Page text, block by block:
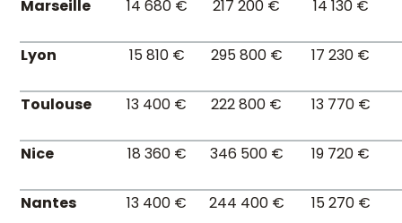
Marseille 14 680 € 217 200 € 14 130 €
Lyon 15 810 € 295 800 € 17 230 €
Toulouse 13 400 € 222 800 € 13 770 €
Nice 18 360 € 346 500 € 19 720 €
Nantes 13 400 € 244 400 € 15 270 €